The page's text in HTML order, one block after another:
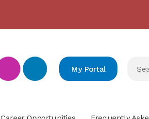
My Portal